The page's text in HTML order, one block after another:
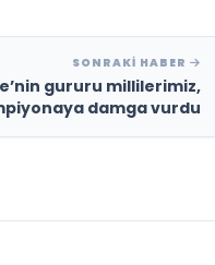
SONRAKI HABER
gururu millilerimiz,
damga vurdu